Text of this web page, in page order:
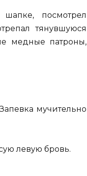
посмотрел
тянувшуюся
медные патроны,
мучительно
левую бровь.